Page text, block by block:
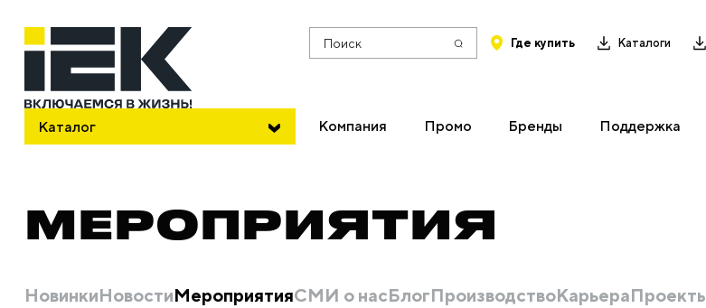
Каталог
Поиск Где купить Каталоги
Компания Промо Бренды Поддержка
МЕРОПРИЯТИЯ
НовинкиНовостиМероприятияСМИ о насБлогПроизводствоКарьера